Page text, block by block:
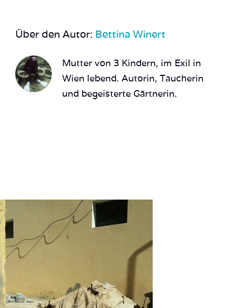
Über den Autor: Bettina Winert
Mutter von 3 Kindern, im Exil in
Wien lebend. Autorin, Taucherin
und begeisterte Gärtnerin.